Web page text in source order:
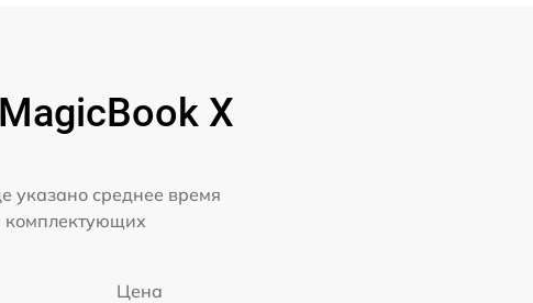
X
указано среднее время
комплектующих
Цена